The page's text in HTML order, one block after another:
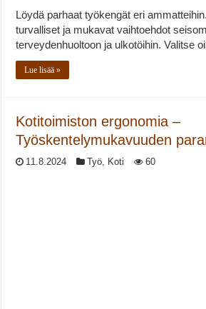
Löydä parhaat työkengät eri
turvalliset ja mukavat vaihtoehdot
terveydenhuoltoon ja ulkotöihin. Valitse
Lue lisää »
Kotitoimiston ergonomia –
Työskentelymukavuuden
11.8.2024 Työ Koti 60